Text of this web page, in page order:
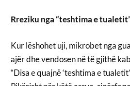
Rreziku nga “teshtima e
Kur lëshohet uji, mikrobet nga
ajër dhe vendosen në të gjithë
“Disa e quajnë ‘teshtima e